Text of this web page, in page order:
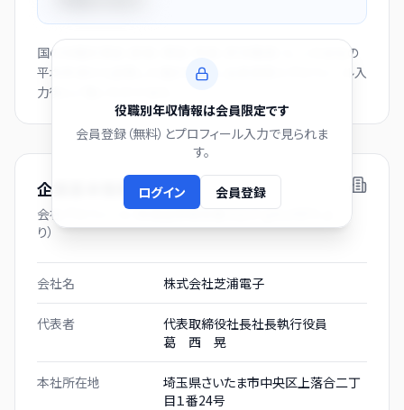
役職別年収情報は会員限定です
会員登録（無料）とプロフィール入力で見られま
す。
ログイン 会員登録
国の役職別賃金（部長・課長・係長・非役職者）と、この会社の
平均年収から逆算した推計値です。会員登録とプロフィール入
力後にご覧いただけます。
企業基本情報
会社プロフィール（有価証券報告書および gBizINFO よ
り）
会社名 株式会社芝浦電子
代表者
代表取締役社長社長執行役員
葛 西 晃
本社所在地
埼玉県さいたま市中央区上落合二丁
目１番24号